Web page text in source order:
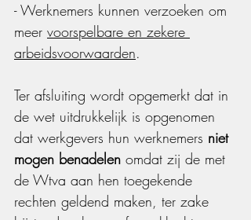
- Werknemers kunnen verzoeken om
meer voorspelbare en zekere
arbeidsvoorwaarden.
Ter afsluiting wordt opgemerkt dat in
de wet uitdrukkelijk is opgenomen
dat werkgevers hun werknemers niet
mogen benadelen omdat zij de met
de Wtva aan hen toegekende
rechten geldend maken, ter zake